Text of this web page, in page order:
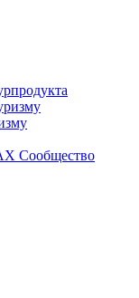
Сообщество